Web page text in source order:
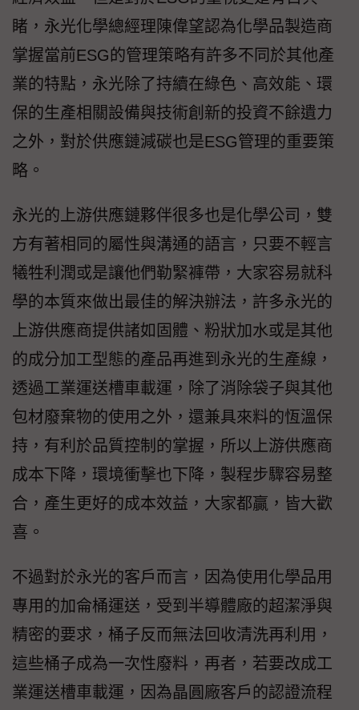
睹，永光化學總經理陳偉望認為化學品製造商
掌握當前ESG的管理策略有許多不同於其他產
業的特點，永光除了持續在綠色、高效能、環
保的生產相關設備與技術創新的投資不餘遺力
之外，對於供應鏈減碳也是ESG管理的重要策
略。
永光的上游供應鏈夥伴很多也是化學公司，雙
方有著相同的屬性與溝通的語言，只要不輕言
犧牲利潤或是讓他們勒緊褲帶，大家容易就科
學的本質來做出最佳的解決辦法，許多永光的
上游供應商提供諸如固體、粉狀加水或是其他
的成分加工型態的產品再進到永光的生產線，
透過工業運送槽車載運，除了消除袋子與其他
包材廢棄物的使用之外，還兼具來料的恆溫保
持，有利於品質控制的掌握，所以上游供應商
成本下降，環境衝擊也下降，製程步驟容易整
合，產生更好的成本效益，大家都贏，皆大歡
喜。
不過對於永光的客戶而言，因為使用化學品用
專用的加侖桶運送，受到半導體廠的超潔淨與
精密的要求，桶子反而無法回收清洗再利用，
這些桶子成為一次性廢料，再者，若要改成工
業運送槽車載運，因為晶圓廠客戶的認證流程